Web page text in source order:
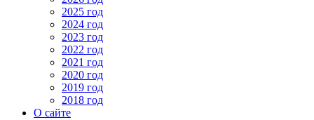
2025 год
2024 год
2023 год
2022 год
2021 год
2020 год
2019 год
2018 год
О сайте